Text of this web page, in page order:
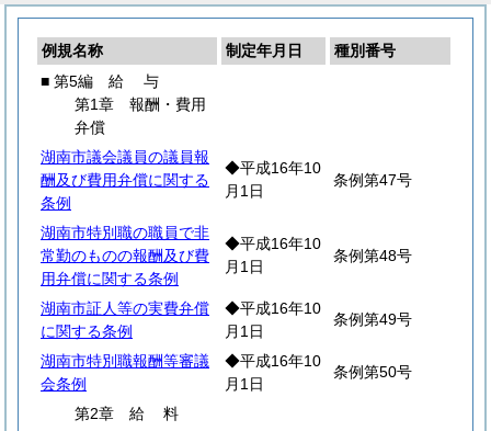
例規名称 制定年月日
種別番号
■ 第5編 給 与
第1章 報酬・費用
弁償
湖南市議会議員の議員報
酬及び費用弁償に関する
条例
◆平成16年10
月1日
条例第47号
湖南市特別職の職員で非
常勤のものの報酬及び費
用弁償に関する条例
◆平成16年10
月1日
条例第48号
湖南市証人等の実費弁償
に関する条例
◆平成16年10
月1日
条例第49号
湖南市特別職報酬等審議
会条例
◆平成16年10
月1日
条例第50号
第2章 給料